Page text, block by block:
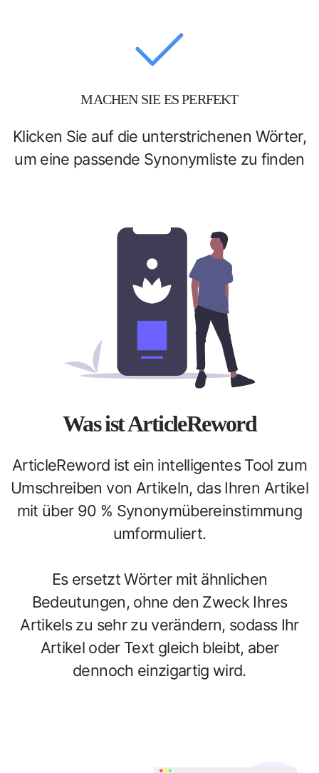
MACHEN SIE ES PERFEKT
Klicken Sie auf die unterstrichenen Wörter,
um eine passende Synonymliste zu finden
Was ist ArticleReword
ArticleReword ist ein intelligentes Tool zum
Umschreiben von Artikeln, das Ihren Artikel
mit über 90 % Synonymübereinstimmung
umformuliert.
Es ersetzt Wörter mit ähnlichen
Bedeutungen, ohne den Zweck Ihres
Artikels zu sehr zu verändern, sodass Ihr
Artikel oder Text gleich bleibt, aber
dennoch einzigartig wird.